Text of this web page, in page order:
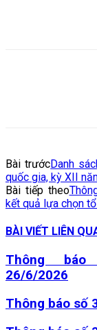
Bài trướcDanh
quốc gia, kỳ XII
Bài tiếp theo
kết quả lựa chọn
BÀI VIẾT LIÊN
Thông báo
26/6/2026
Thông báo số